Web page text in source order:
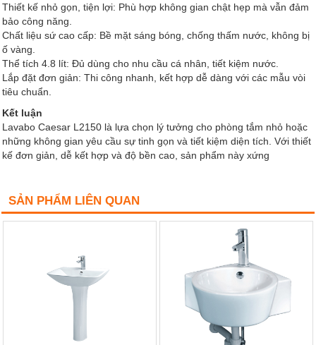
Thiết kế nhỏ gọn, tiện lợi: Phù hợp không gian chật hẹp mà vẫn đảm
bảo công năng.
Chất liệu sứ cao cấp: Bề mặt sáng bóng, chống thấm nước, không bị
ố vàng.
Thể tích 4.8 lít: Đủ dùng cho nhu cầu cá nhân, tiết kiệm nước.
Lắp đặt đơn giản: Thi công nhanh, kết hợp dễ dàng với các mẫu vòi
tiêu chuẩn.
Kết luận
Lavabo Caesar L2150 là lựa chọn lý tưởng cho phòng tắm nhỏ hoặc
những không gian yêu cầu sự tinh gọn và tiết kiệm diện tích. Với thiết
kế đơn giản, dễ kết hợp và độ bền cao, sản phẩm này xứng
SẢN PHẨM LIÊN QUAN